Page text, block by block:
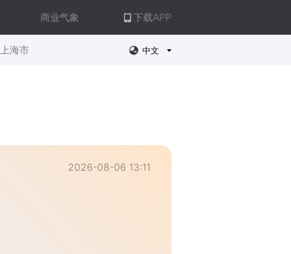
商业气象 下载APP
海市 中文
2026-08-06 13:11